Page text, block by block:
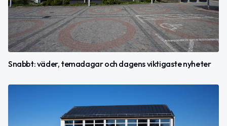
Snabbt: väder, temadagar och dagens viktigaste nyheter